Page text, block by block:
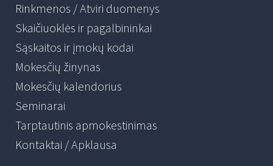
Rinkmenos / Atviri duomenys
Skaičiuoklės ir pagalbininkai
Sąskaitos ir įmokų kodai
Mokesčių žinynas
Mokesčių kalendorius
Seminarai
Tarptautinis apmokestinimas
Kontaktai / Apklausa